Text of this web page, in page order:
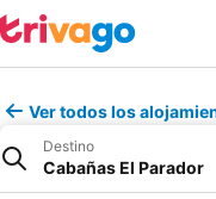
Ver todos los
Destino
Cabañas El Parador